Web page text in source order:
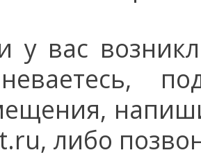
у вас
либо